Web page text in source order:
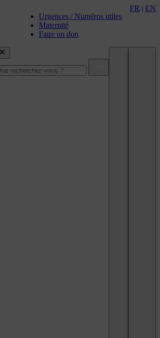
Urgences / Numéros utiles
Maternité
Faire un don
FR | EN